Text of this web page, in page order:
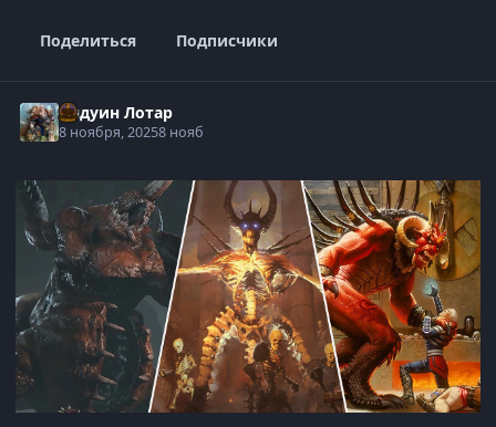
Поделиться Подписчики
Андуин Лотар
8 ноября, 20258 нояб